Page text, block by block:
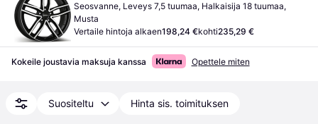
Seosvanne, Leveys 7,5 tuumaa, Halkaisija 18 tuumaa,
Musta
Vertaile hintoja alkaen198,24 €kohti235,29 €
Kokeile joustavia maksuja kanssa Opettele miten
Suositeltu Hinta sis. toimituksen